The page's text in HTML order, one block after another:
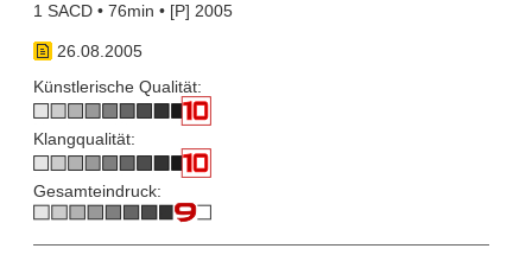
1 SACD • 76min • [P] 2005
26.08.2005
Künstlerische Qualität:
Klangqualität:
Gesamteindruck: